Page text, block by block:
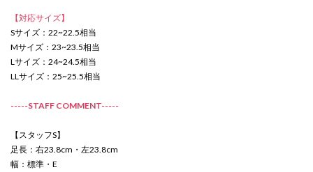
【対応サイズ】
Sサイズ：22~22.5相当
Mサイズ：23~23.5相当
Lサイズ：24~24.5相当
LLサイズ：25~25.5相当
-----STAFF COMMENT-----
【スタッフS】
足長：右23.8cm・左23.8cm
幅：標準・E